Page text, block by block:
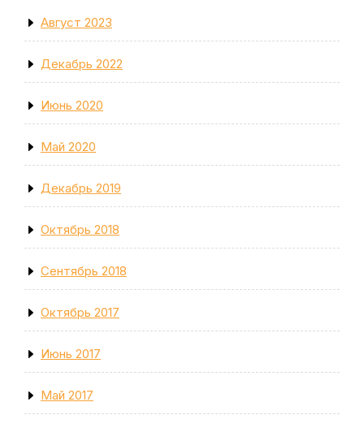
Август 2023
Декабрь 2022
Июнь 2020
Май 2020
Декабрь 2019
Октябрь 2018
Сентябрь 2018
Октябрь 2017
Июнь 2017
Май 2017